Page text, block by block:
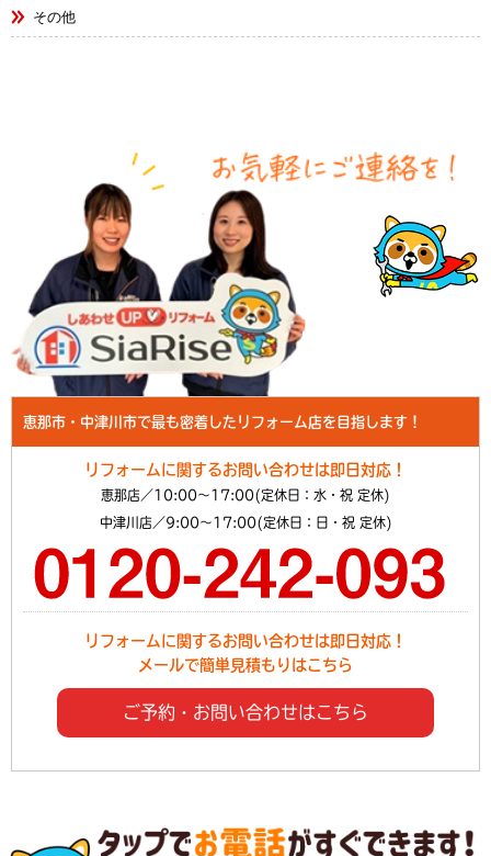
その他
恵那市・中津川市で最も密着したリフォーム店を目指します！
リフォームに関するお問い合わせは即日対応！
恵那店／10:00～17:00(定休日：水・祝 定休)
中津川店／9:00～17:00(定休日：日・祝 定休)
リフォームに関するお問い合わせは即日対応！
メールで簡単見積もりはこちら
ご予約・お問い合わせはこちら